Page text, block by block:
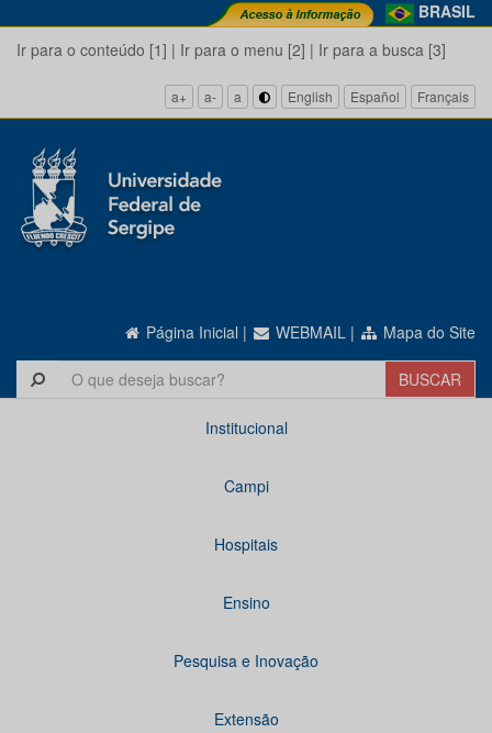
BRASIL
Ir para o conteúdo [1] | Ir para o menu [2] | Ir para a busca [3]
a+ a- a English Español Français
Página Inicial | WEBMAIL | Mapa do Site
Institucional
Campi
Hospitais
Ensino
Pesquisa e Inovação
Extensão